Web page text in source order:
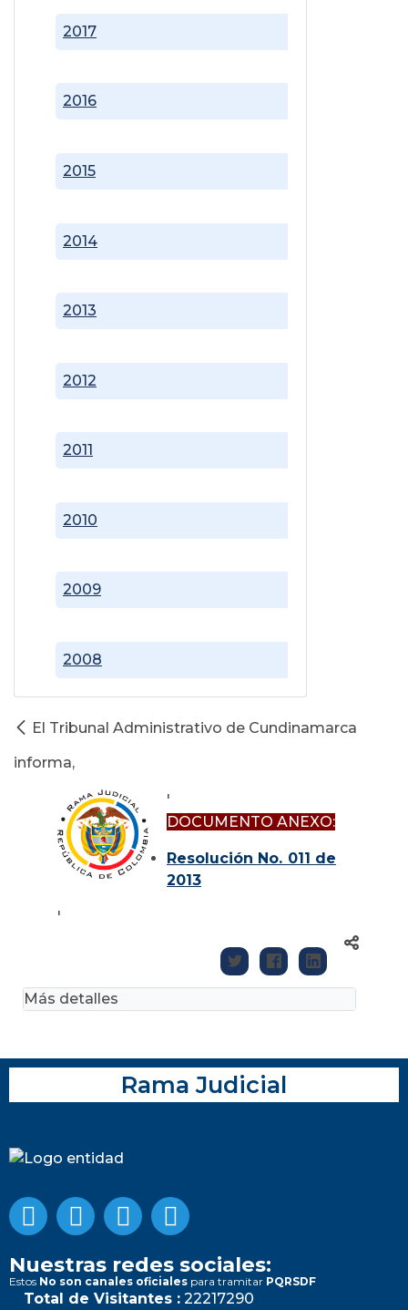
2008
2009
2010
2011
2012
2013
2014
2015
2016
2017
El Tribunal Administrativo de Cundinamarca
informa,
'
DOCUMENTO ANEXO:
Resolución No. 011 de
2013
'
Más detalles
Rama Judicial
Nuestras redes sociales:
Estos No son canales oficiales para tramitar PQRSDF
Total de Visitantes : 22217290